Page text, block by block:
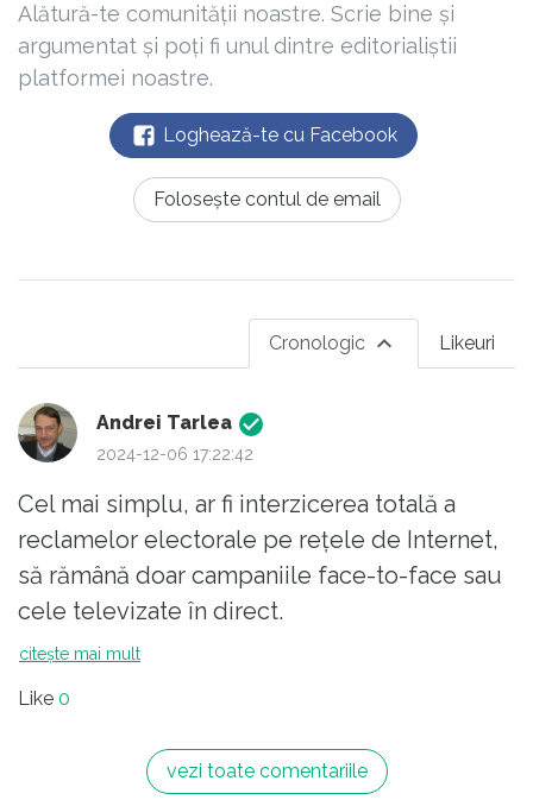
Alătură-te comunității noastre. Scrie bine și
argumentat și poți fi unul dintre editorialiștii
platformei noastre.
Loghează-te cu Facebook
Folosește contul de email
Likeuri
Cronologic
Andrei Tarlea
2024-12-06 17:22:42
Cel mai simplu, ar fi interzicerea totală a
reclamelor electorale pe rețele de Internet,
să rămână doar campaniile face-to-face sau
cele televizate în direct.
Acum pot să mă întreb dacă, de exemplu,
Nu că ar mai conta, sper că în motivația CCR
de anulare a alegerilor prezidențiale să
citește mai mult
Like 0
vezi toate comentariile